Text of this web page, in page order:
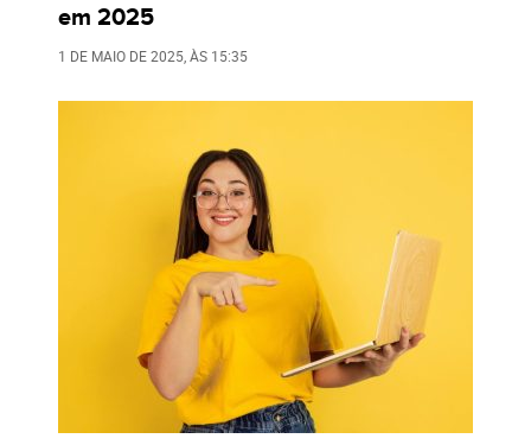
em 2025
1 DE MAIO DE 2025 , ÀS 15:35